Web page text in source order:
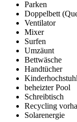
Parken
Doppelbett
Ventilator
Mixer
Surfen
Umzäunt
Bettwäsche
Handtücher
Kinderhochstuhl
beheizter Pool
Schreibtisch
Recycling
Solarenergie